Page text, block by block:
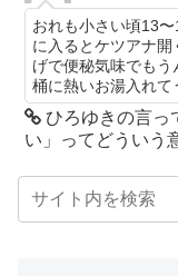
おれも小さい頃13
に入るとケツアナ
げで便秘気味でもう
桶に熱いお湯入れて
ひろゆきの言っ
い」ってどういう